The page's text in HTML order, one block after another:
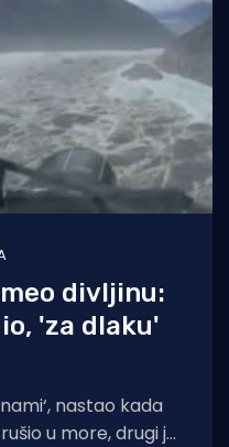
divljinu:
'za dlaku'
nastao kada
u more, drugi je